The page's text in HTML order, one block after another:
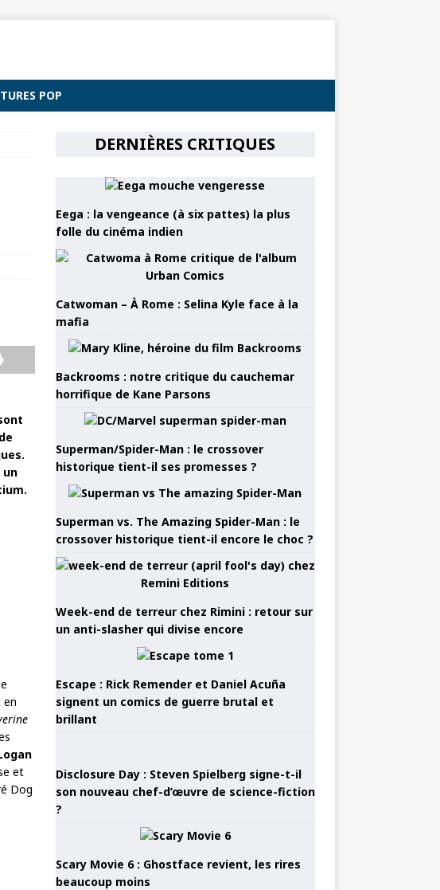
POP
en
et
Dog
DERNIÈRES CRITIQUES
Eega : la vengeance (à six pattes) la plus
folle du cinéma indien
Catwoman – À Rome : Selina Kyle face à la
mafia
Backrooms : notre critique du cauchemar
horrifique de Kane Parsons
Superman/Spider-Man : le crossover
historique tient-il ses promesses ?
Superman vs. The Amazing Spider-Man : le
crossover historique tient-il encore le choc ?
Week-end de terreur chez Rimini : retour sur
un anti-slasher qui divise encore
Escape : Rick Remender et Daniel Acuña
signent un comics de guerre brutal et
brillant
Disclosure Day : Steven Spielberg signe-t-il
son nouveau chef-d’œuvre de science-fiction
?
Scary Movie 6 : Ghostface revient, les rires
beaucoup moins